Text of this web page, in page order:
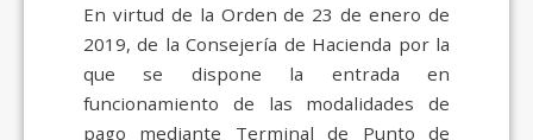
En virtud de la Orden de 23 de enero de
2019, de la Consejería de Hacienda por la
que se dispone la entrada en
funcionamiento de las modalidades de
pago mediante Terminal de Punto de